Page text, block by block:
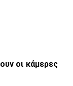
οι κάμερες